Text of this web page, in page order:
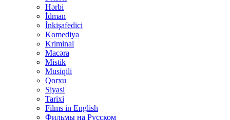
Hərbi
İdman
İnkişafedici
Komediya
Kriminal
Macəra
Mistik
Musiqili
Qorxu
Siyasi
Tarixi
Films in English
Фильмы на Русском